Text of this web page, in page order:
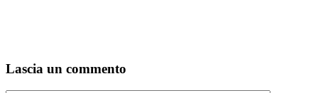
Lascia un commento